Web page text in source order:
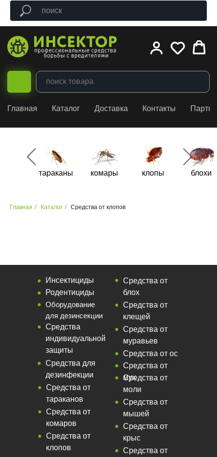
Главная Каталог Доставка Контакты
блохи
клопы
комары
тараканы
Главная / Каталог / Средства от клопов
Средства от
Средства от
крыс
Средства от
мышей
Средства от
моли
Средства от
мух
Средства от ос
Средства от
муравьев
Средства от
клещей
Средства от
блох
Средства от
клопов
Средства от
комаров
Средства от
тараканов
Средства для
дезинфекции
Средства
индивидуальной
защиты
Оборудование
для дезинсекции
Родентициды
Инсектициды